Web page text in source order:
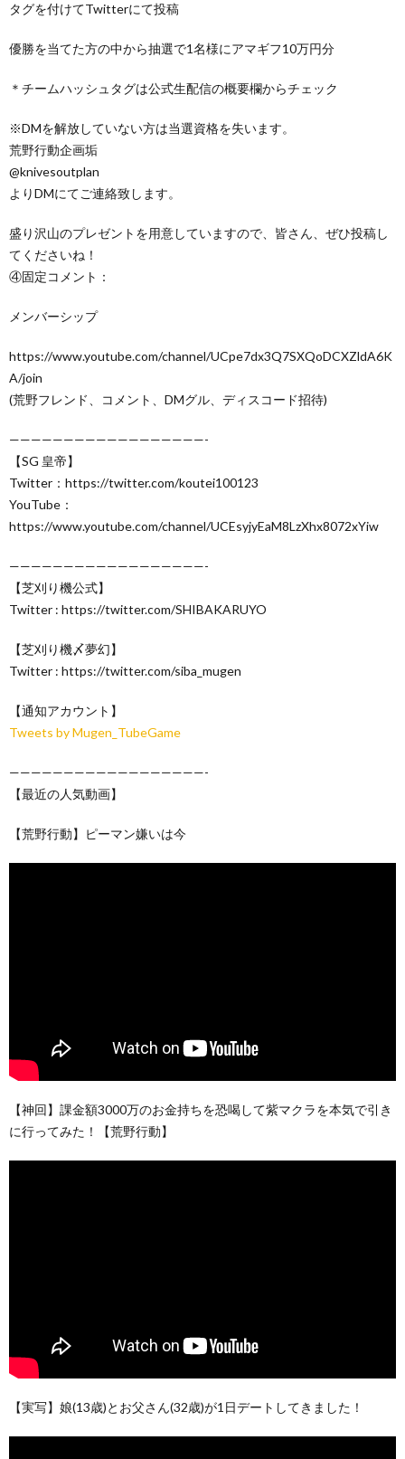
タグを付けてTwitterにて投稿
優勝を当てた方の中から抽選で1名様にアマギフ10万円分
＊チームハッシュタグは公式生配信の概要欄からチェック
※DMを解放していない方は当選資格を失います。
荒野行動企画垢
@knivesoutplan
よりDMにてご連絡致します。
盛り沢山のプレゼントを用意していますので、皆さん、ぜひ投稿し
てくださいね！
④固定コメント：
メンバーシップ
https://www.youtube.com/channel/UCpe7dx3Q7SXQoDCXZldA6K
A/join
(荒野フレンド、コメント、DMグル、ディスコード招待)
——————————————————-
【SG 皇帝】
Twitter：https://twitter.com/koutei100123
YouTube：
https://www.youtube.com/channel/UCEsyjyEaM8LzXhx8072xYiw
——————————————————-
【芝刈り機公式】
Twitter : https://twitter.com/SHIBAKARUYO
【芝刈り機〆夢幻】
Twitter : https://twitter.com/siba_mugen
【通知アカウント】
Tweets by Mugen_TubeGame
——————————————————-
【最近の人気動画】
【荒野行動】ピーマン嫌いは今
【神回】課金額3000万のお金持ちを恐喝して紫マクラを本気で引き
に行ってみた！【荒野行動】
【実写】娘(13歳)とお父さん(32歳)が1日デートしてきました！